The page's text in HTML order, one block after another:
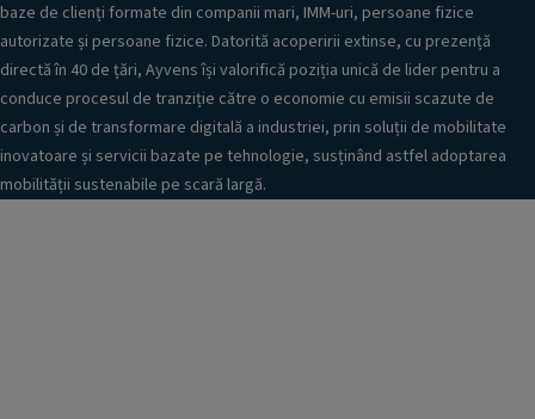
baze de clienți formate din companii mari, IMM-uri, persoane fizice
autorizate și persoane fizice. Datorită acoperirii extinse, cu prezență
directă în 40 de țări, Ayvens își valorifică poziția unică de lider pentru a
conduce procesul de tranziție către o economie cu emisii scazute de
carbon și de transformare digitală a industriei, prin soluții de mobilitate
inovatoare și servicii bazate pe tehnologie, susținând astfel adoptarea
mobilității sustenabile pe scară largă.